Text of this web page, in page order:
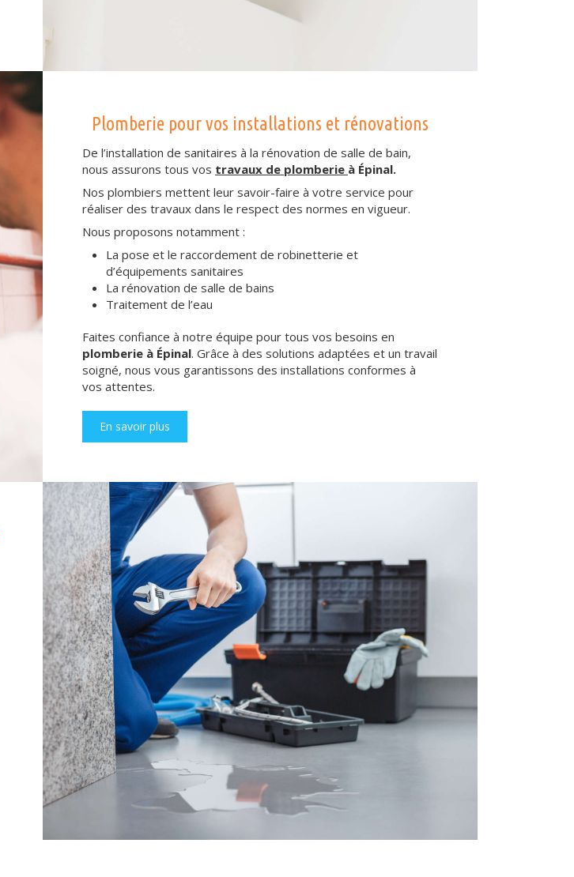
Plomberie pour vos installations et rénovations
De l’installation de sanitaires à la rénovation de salle de bain,
nous assurons tous vos travaux de plomberie à Épinal.
Nos plombiers mettent leur savoir-faire à votre service pour
réaliser des travaux dans le respect des normes en vigueur.
Nous proposons notamment :
La pose et le raccordement de robinetterie et
d’équipements sanitaires
La rénovation de salle de bains
Traitement de l’eau
Faites confiance à notre équipe pour tous vos besoins en
plomberie à Épinal. Grâce à des solutions adaptées et un travail
soigné, nous vous garantissons des installations conformes à
vos attentes.
En savoir plus